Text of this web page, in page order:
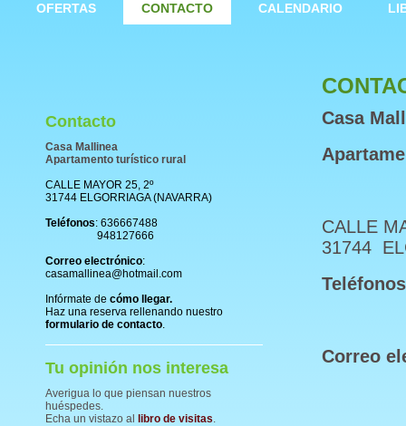
OFERTAS CONTACTO CALENDARIO
Casa
CALLE
31744
Teléfonos
Correo
Contacto
Casa Mallinea
Apartamento turístico rural
CALLE MAYOR 25, 2º
31744 ELGORRIAGA (NAVARRA)
Teléfonos: 636667488
948127666
Correo electrónico:
casamallinea@hotmail.com
Infórmate de cómo llegar.
Haz una reserva rellenando nuestro
formulario de contacto.
Tu opinión nos interesa
Averigua lo que piensan nuestros
huéspedes.
Echa un vistazo al
libro de visitas.